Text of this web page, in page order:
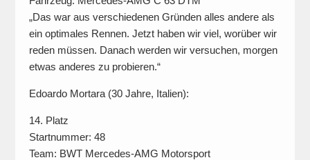
„Das war aus verschiedenen Gründen alles andere als
ein optimales Rennen. Jetzt haben wir viel, worüber wir
reden müssen. Danach werden wir versuchen, morgen
etwas anderes zu probieren.“
Edoardo Mortara (30 Jahre, Italien):
14. Platz
Startnummer: 48
Team: BWT Mercedes-AMG Motorsport